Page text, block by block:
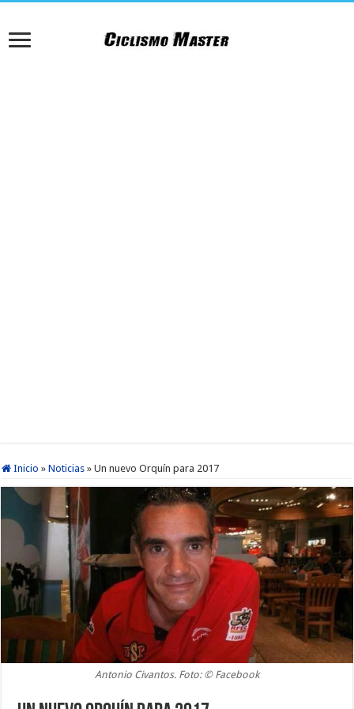
Inicio » Noticias » Un nuevo Orquín para 2017
Antonio Civantos. Foto: © Facebook